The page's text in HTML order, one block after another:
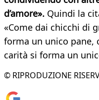
d’amore». Quindi la
«Come dai chicchi di
forma un unico pane,
carità si forma un
© RIPRODUZIONE